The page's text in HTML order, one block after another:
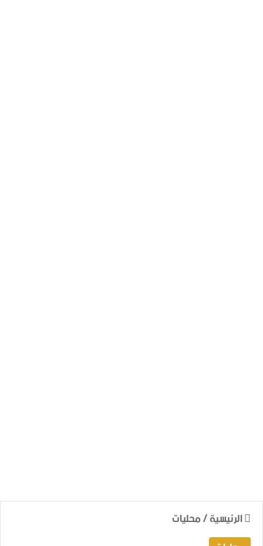
الرئيسية/محليات